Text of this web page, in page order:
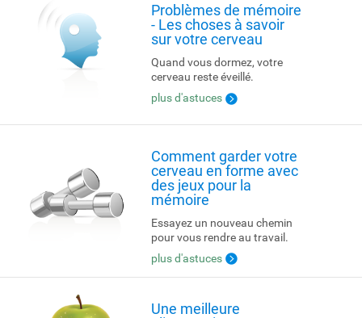
Problèmes de mémoire
- Les choses à savoir
sur votre cerveau
Quand vous dormez, votre
cerveau reste éveillé.
plus d'astuces
Comment garder votre
cerveau en forme avec
des jeux pour la
mémoire
Essayez un nouveau chemin
pour vous rendre au travail.
plus d'astuces
Une meilleure